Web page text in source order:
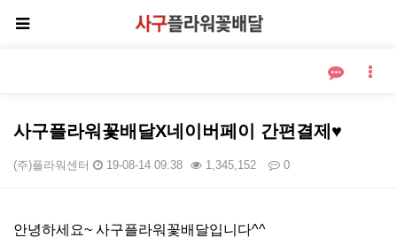
사구플라워꽃배달X네이버페이 간편결제♥
(주)플라워센터 19-08-14 09:38 1,345,152 0
안녕하세요~ 사구플라워꽃배달입니다^^